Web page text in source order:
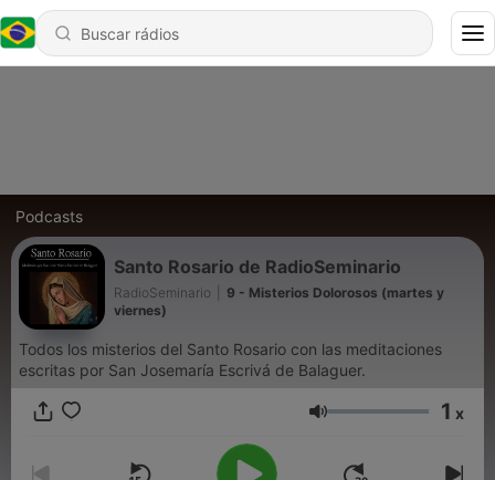
Podcasts
Santo Rosario de RadioSeminario
RadioSeminario
9 - Misterios Dolorosos (martes y
viernes)
Todos los misterios del Santo Rosario con las meditaciones
escritas por San Josemaría Escrivá de Balaguer.
Volume 1 x